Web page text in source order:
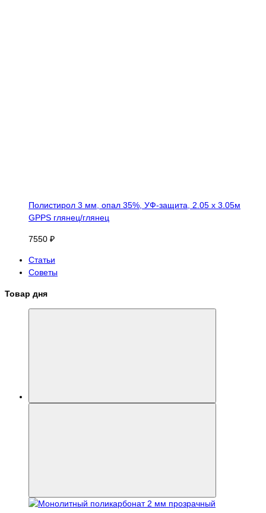
Полистирол 3 мм, опал 35%, УФ-защита, 2.05 х 3.05м
GPPS глянец/глянец
7550 ₽
Статьи
Советы
Товар дня